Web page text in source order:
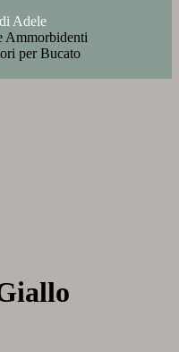
Adele
Ammorbidenti
per Bucato